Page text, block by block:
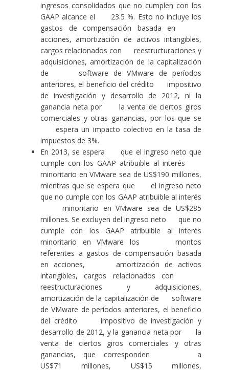
ingresos consolidados que no cumplen con los
GAAP alcance el 23.5 %. Esto no incluye los
gastos de compensación basada en
acciones, amortización de activos intangibles,
cargos relacionados con reestructuraciones y
adquisiciones, amortización de la capitalización
de software de VMware de períodos
anteriores, el beneficio del crédito impositivo
de investigación y desarrollo de 2012, ni la
ganancia neta por la venta de ciertos giros
comerciales y otras ganancias, por los que se
espera un impacto colectivo en la tasa de
impuestos de 3%.
En 2013, se espera que el ingreso neto que
cumple con los GAAP atribuible al interés
minoritario en VMware sea de US$190 millones,
mientras que se espera que el ingreso neto
que no cumple con los GAAP atribuible al interés
minoritario en VMware sea de US$285
millones. Se excluyen del ingreso neto que no
cumple con los GAAP atribuible al interés
minoritario en VMware los montos
referentes a gastos de compensación basada
en acciones, amortización de activos
intangibles, cargos relacionados con
reestructuraciones y adquisiciones,
amortización de la capitalización de software
de VMware de períodos anteriores, el beneficio
del crédito impositivo de investigación y
desarrollo de 2012, y la ganancia neta por la
venta de ciertos giros comerciales y otras
ganancias, que corresponden a
US$71 millones, US$15 millones,